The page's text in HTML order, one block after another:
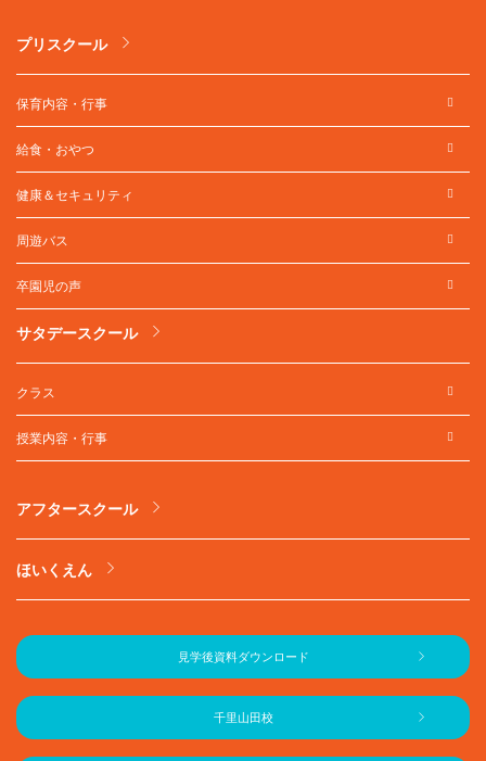
プリスクール
保育内容・行事
給食・おやつ
健康＆セキュリティ
周遊バス
卒園児の声
サタデースクール
クラス
授業内容・行事
アフタースクール
ほいくえん
見学後資料ダウンロード
千里山田校